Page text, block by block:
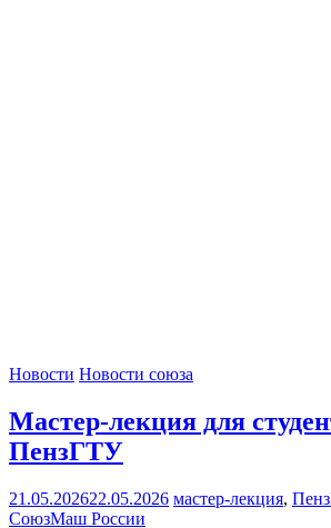
Новости Новости союза
Мастер-лекция для
ПензГТУ
21.05.202622.05.2026 мастер-лекция,
СоюзМаш России